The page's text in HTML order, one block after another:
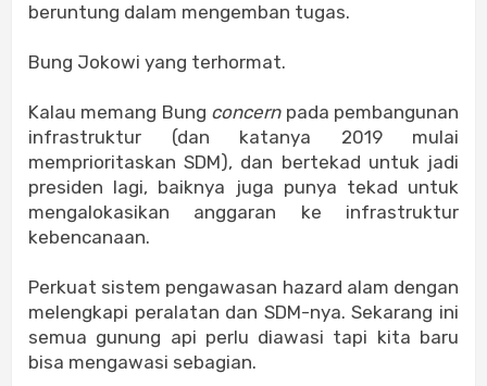
beruntung dalam mengemban tugas.
Bung Jokowi yang terhormat.
Kalau memang Bung concernpada pembangunan
infrastruktur (dan katanya 2019 mulai
memprioritaskan SDM), dan bertekad untuk jadi
presiden lagi, baiknya juga punya tekad untuk
mengalokasikan anggaran ke infrastruktur
kebencanaan.
Perkuat sistem pengawasan hazard alam dengan
melengkapi peralatan dan SDM-nya. Sekarang ini
semua gunung api perlu diawasi tapi kita baru
bisa mengawasi sebagian.